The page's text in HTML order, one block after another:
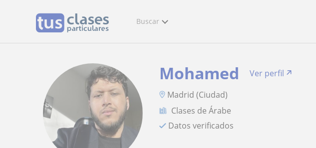
Buscar
Mohamed
Ver perfil
Madrid (Ciudad)
Clases de Árabe
Datos verificados